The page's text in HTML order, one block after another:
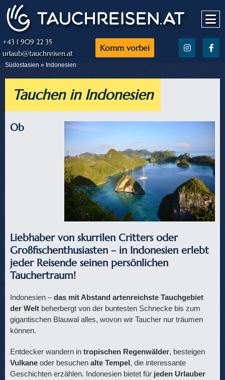
+43 1 909 22 35
urlaub@tauchreisen.at
Komm vorbei
Südostasien » Indonesien
Tauchen in Indonesien
Ob
Liebhaber von skurrilen Critters oder
Großfischenthusiasten – in Indonesien erlebt
jeder Reisende seinen persönlichen
Tauchertraum!
Indonesien –das mit Abstand artenreichste Tauchgebiet
der Welt beherbergt von der buntesten Schnecke bis zum
gigantischen Blauwal alles, wovon wir Taucher nur träumen
können.
Entdecker wandern in tropischen Regenwälder, besteigen
Vulkane oder besuchen alte Tempel, die interessante
Geschichten erzählen. Indonesien bietet für jeden Urlauber